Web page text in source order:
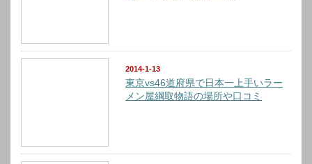
2014-1-13
東京vs46道府県で日本一上手いラー
メン屋綱取物語の場所や口コミ